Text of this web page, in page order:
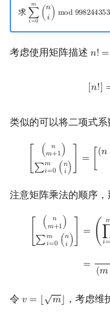
求
𝑚
∑
𝑖=0
(𝑛
𝑖 ) mod 998244353
∑i 0 m( n i)mod998244353
考虑使用矩阵描述 𝑛! =
n! =n
[𝑛!]
类似的可以将二项式
( 𝑛
𝑚+1)
∑𝑚
𝑖=0 (𝑛
𝑖)
= (𝑛
nm + )∑ i = m )]=[(
注意矩阵乘法的顺序，
( 𝑛
𝑚+1)
∑𝑚
𝑖=0 (𝑛
𝑖)
= (
𝑖
= (𝑚
+1 ∑ =0 m ni ∏i =
令 𝑣 = ⌊
√
𝑚⌋
v =⌊m⌋ ，考虑维